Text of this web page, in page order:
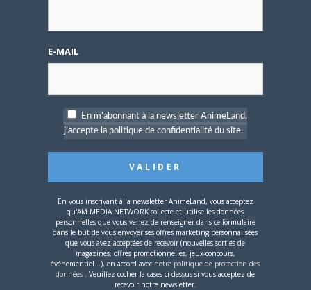
Lettre au Pingouin
Dernier message par
638TOPICS
Questions à GoToon 132
TOPICS
Members Currently Active: 0
No users are currently active
Membres en ligne pendant les dernières 24 heures : 4
dekamaster2,Xanatos,Cyril,DD069
Moderator |Participant| Spectator
E-MAIL
En m'abonnant à la newsletter AnimeLand,
j'accepte la politique de confidentialité du site.
En vous inscrivant à la newsletter AnimeLand, vous acceptez
qu'AM MEDIA NETWORK collecte et utilise les données
personnelles que vous venez de renseigner dans ce formulaire
dans le but de vous envoyer ses offres marketing personnalisées
que vous avez acceptées de recevoir (nouvelles sorties de
magazines, offres promotionnelles, jeux-concours,
événementiel...), en accord avec notre politique de protection des
données . Veuillez cocher la cases ci-dessus si vous acceptez de
recevoir notre newsletter.